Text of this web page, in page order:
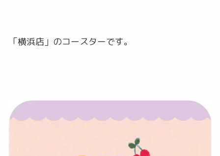
「横浜店」のコースターです。